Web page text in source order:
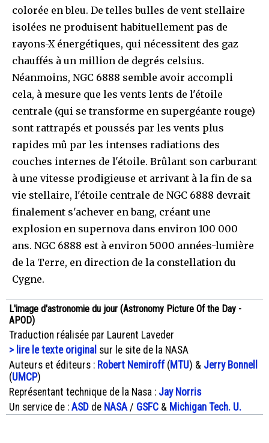
colorée en bleu. De telles bulles de vent stellaire
isolées ne produisent habituellement pas de
rayons-X énergétiques, qui nécessitent des gaz
chauffés à un million de degrés celsius.
Néanmoins, NGC 6888 semble avoir accompli
cela, à mesure que les vents lents de l'étoile
centrale (qui se transforme en supergéante rouge)
sont rattrapés et poussés par les vents plus
rapides mû par les intenses radiations des
couches internes de l'étoile. Brûlant son carburant
à une vitesse prodigieuse et arrivant à la fin de sa
vie stellaire, l'étoile centrale de NGC 6888 devrait
finalement s'achever en bang, créant une
explosion en supernova dans environ 100 000
ans. NGC 6888 est à environ 5000 années-lumière
de la Terre, en direction de la constellation du
Cygne.
L'image d'astronomie du jour (Astronomy Picture Of the Day -
APOD)
Traduction réalisée par Laurent Laveder
> lire le texte original sur le site de la NASA
Auteurs et éditeurs : Robert Nemiroff(MTU) & Jerry Bonnell
(UMCP)
Représentant technique de la Nasa : Jay Norris
Un service de : ASD de NASA / GSFC & Michigan Tech. U.